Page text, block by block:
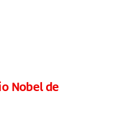
Nobel de